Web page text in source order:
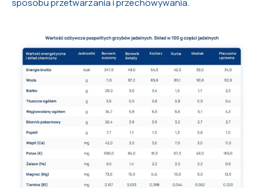
sposobu przetwarzania i przechowywania.